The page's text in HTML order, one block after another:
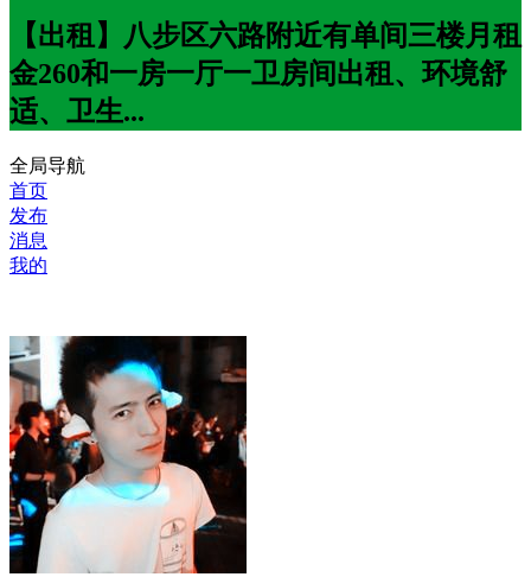
【出租】八步区六路附近有单间三楼月租
金260和一房一厅一卫房间出租、环境舒
适、卫生...
全局导航
首页
发布
消息
我的